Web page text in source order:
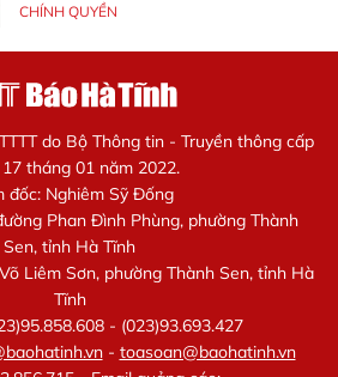
CHÍNH QUYỀN
do Bộ Thông tin - Truyền thông cấp
tháng 01 năm 2022.
đốc: Nghiêm Sỹ Đống
Phan Đình Phùng, phường Thành
Sen, tỉnh Hà Tĩnh
Liêm Sơn, phường Thành Sen, tỉnh Hà
Tĩnh
- (023)93.693.427
- toasoan@baohatinh.vn